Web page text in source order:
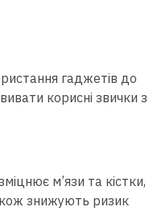
гаджетів до
корисні звички з
м’язи та кістки,
знижують ризик